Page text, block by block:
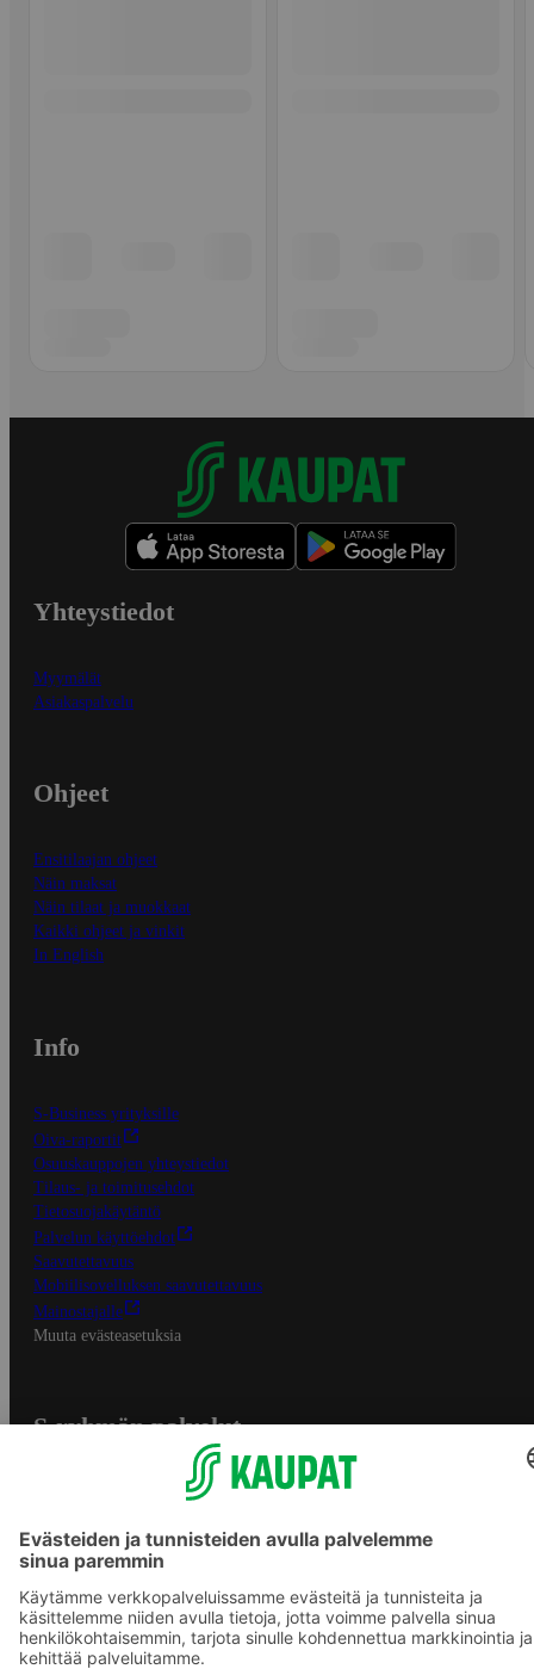
Yhteystiedot
Myymälät
Asiakaspalvelu
Ohjeet
Ensitilaajan ohjeet
Näin maksat
Näin tilaat ja muokkaat
Kaikki ohjeet ja vinkit
In English
Info
S-Business yrityksille
Oiva-raportit
Osuuskauppojen yhteystiedot
Tilaus- ja toimitusehdot
Tietosuojakäytäntö
Palvelun käyttöehdot
Saavutettavuus
Mobiilisovelluksen saavutettavuus
Mainostajalle
Muuta evästeasetuksia
S-ryhmän palvelut
Yhteishyvä Ruoka -sovellus
S-ostoslista -sovellus
Prisma.fi
Sokos.fi
S-Pankki